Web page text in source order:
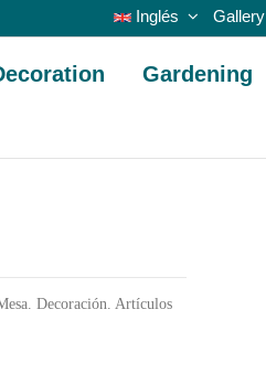
Inglés Gallery
Gardening
Decoración. Artículos